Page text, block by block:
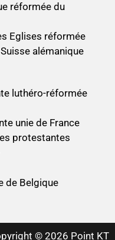
réformée du
Eglises réformée
alémanique
luthéro-réformée
unie de France
protestantes
de Belgique
© 2026 Point KT